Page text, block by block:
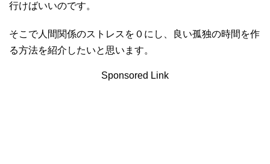
行けばいいのです。
そこで人間関係のストレスを０にし、良い孤独の時間を作
る方法を紹介したいと思います。
Sponsored Link